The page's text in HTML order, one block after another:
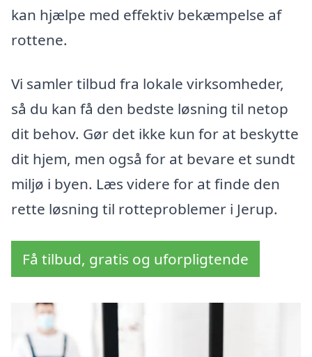
kan hjælpe med effektiv bekæmpelse af
rottene.
Vi samler tilbud fra lokale virksomheder,
så du kan få den bedste løsning til netop
dit behov. Gør det ikke kun for at beskytte
dit hjem, men også for at bevare et sundt
miljø i byen. Læs videre for at finde den
rette løsning til rotteproblemer i Jerup.
Få tilbud, gratis og uforpligtende